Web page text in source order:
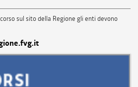
sul sito della Regione gli enti devono